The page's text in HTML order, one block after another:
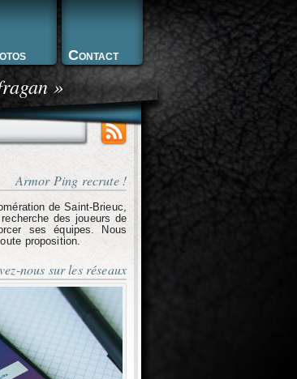
»
Contact
Armor Ping recrute !
de Saint-Brieuc,
des joueurs de
ses équipes. Nous
proposition.
nous sur les réseaux